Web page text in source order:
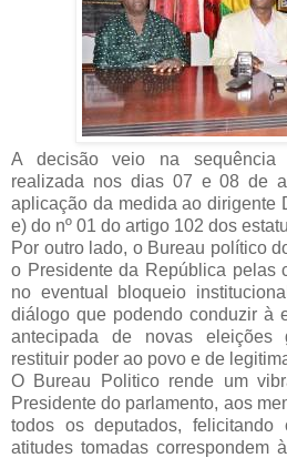
A decisão veio na
realizada nos dias 07 e 08 de
aplicação da medida ao dirigente
e) do nº 01 do artigo 102 dos
Por outro lado, o Bureau político
o Presidente da República pelas
no eventual bloqueio
diálogo que podendo conduzir à
antecipada de novas eleições
restituir poder ao povo e de
O Bureau Politico rende um
Presidente do parlamento, aos
todos os deputados,
atitudes tomadas correspondem